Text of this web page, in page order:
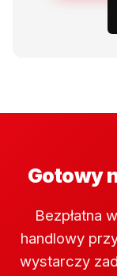
Gotowy
Bezpłatna
handlowy
wystarczy